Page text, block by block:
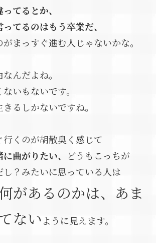
てるとか、
てるのはもう卒業だ、
まっすぐ進む人じゃないかな。
んだよね。
いもないです。
るしかないですね。
くのが胡散臭く感じて
曲がりたい、
どうもこっちが
？みたいに思っている人は
があるのかは、あま
ないように見えます。